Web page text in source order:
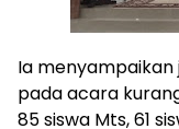
Ia
pada acara
85 siswa Mts, 61